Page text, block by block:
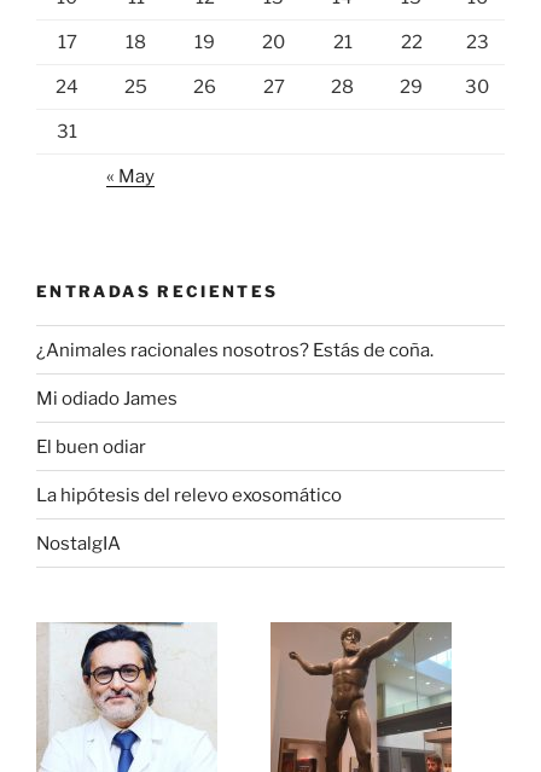
17 18 19 20 21 22 23
24 25 26 27 28 29 30
31
« May
ENTRADAS RECIENTES
¿Animales racionales nosotros? Estás de coña.
Mi odiado James
El buen odiar
La hipótesis del relevo exosomático
NostalgIA